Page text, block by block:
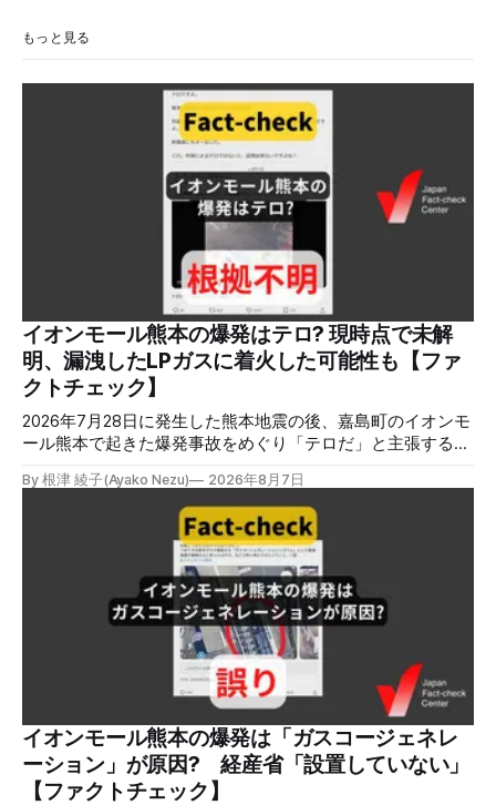
もっと見る
イオンモール熊本の爆発はテロ? 現時点で未解
明、漏洩したLPガスに着火した可能性も【ファ
クトチェック】
2026年7月28日に発生した熊本地震の後、嘉島町のイオンモ
ール熊本で起きた爆発事故をめぐり「テロだ」と主張する投
LPガスに着火した可能性に言及していますが、現時点で未解
明です。イオンは8月5日、外部専門家らによる事故調査委員
会を設置すると発表しました。 検証対象 拡散した言説 2026
年8月2日、イオンモール熊本の爆発がテロによるものだと主
張する投稿がＸで拡散した。 検証する理由 8月5日現在、投
稿は600回以上リポストされ、表示は19万件を超える。 同様
の情報の拡散量を調べるため、「熊本」「イオンモール」
「爆発」「テロ」など複数のキーワードを組み合わせてソー
シャル分析ツールMeltwaterで調べると、総投稿数は8月5日
までに約9900件あった(例1,2,3)。拡散のほとんどはXだ。 こ
れらの投稿は根拠を示していないが、「ガス爆発には見えな
いね」「これは 熊本を略奪する為のテロですよ」など、投
稿を真に受けたり、同調する反応が多い。「デマまたは不確
定な情報を流すな」や「陰謀論だよ」などの指摘
By 根津 綾子(Ayako Nezu) 2026年8月7日
イオンモール熊本の爆発は「ガスコージェネレ
ーション」が原因? 経産省「設置していない」
【ファクトチェック】